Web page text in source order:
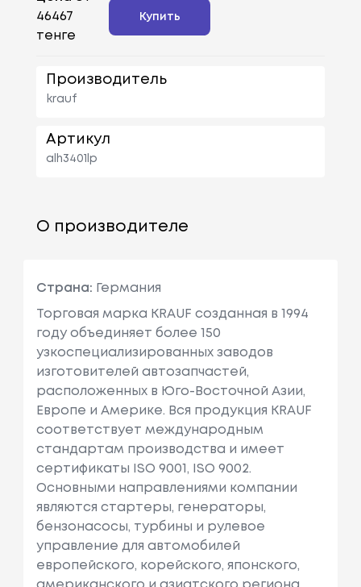
46467
тенге
Купить
Производитель
krauf
Артикул
alh3401lp
О производителе
Страна: Германия
Торговая марка KRAUF созданная в 1994
году объединяет более 150
узкоспециализированных заводов
изготовителей автозапчастей,
расположенных в Юго-Восточной Азии,
Европе и Америке. Вся продукция KRAUF
соответствует международным
стандартам производства и имеет
сертификаты ISO 9001, ISO 9002.
Основными направлениями компании
являются стартеры, генераторы,
бензонасосы, турбины и рулевое
управление для автомобилей
европейского, корейского, японского,